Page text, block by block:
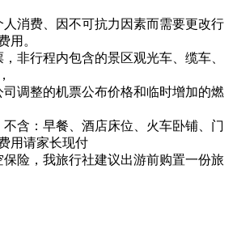
人消费、因不可抗力因素而需要更改行
用。
非行程内包含的景区观光车、缆车、
调整的机票公布价格和临时增加的燃
含：早餐、酒店床位、火车卧铺、门
用请家长现付
险，我旅行社建议出游前购置一份旅